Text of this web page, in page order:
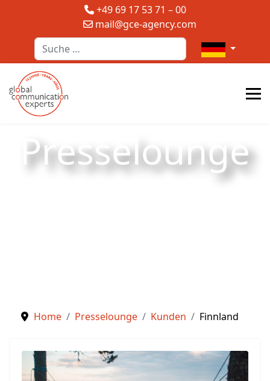
+49 69 17 53 71 – 00
mail@gce-agency.com
Suchen
Sprache
Presselounge
Home Presselounge Kunden Finnland